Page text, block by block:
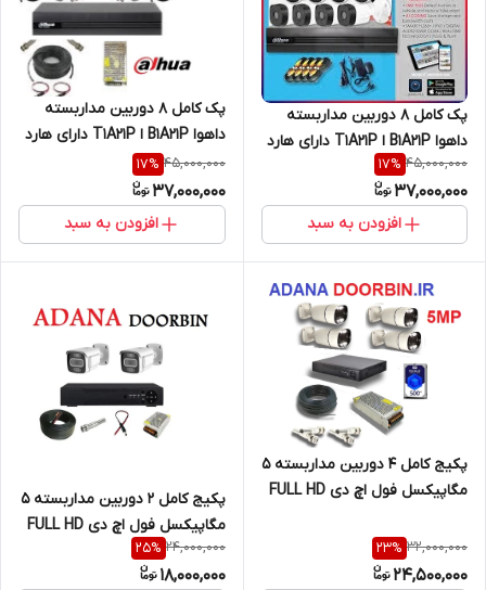
پک کامل 8 دوربین مداربسته
داهوا B1A21P ا T1A21P دارای هارد
و کابل مناسب مغازه ؛منازل؛
کارخانه ،ویلا
45,000,000
17%
37,000,000
افزودن به سبد
پک کامل 8 دوربین مداربسته
داهوا B1A21P ا T1A21P دارای هارد
و کابل
45,000,000
17%
37,000,000
افزودن به سبد
پکیج کامل 4 دوربین مداربسته 5
مگاپیکسل فول اچ دی FULL HD
ذخیره/50متر کابل رایگان
32,000,000
23%
24,500,000
پکیج کامل 2 دوربین مداربسته 5
مگاپیکسل فول اچ دی FULL HD
ذخیره/30متر کابل رایگان
24,000,000
25%
18,000,000